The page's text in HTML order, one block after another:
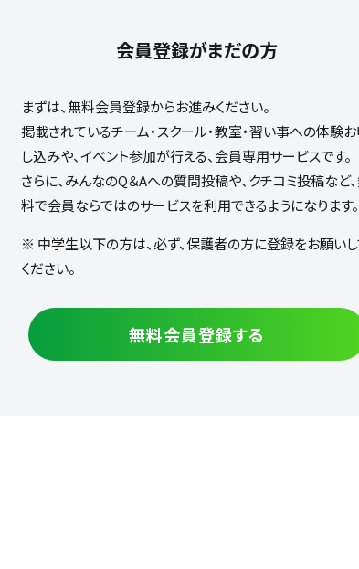
会員登録がまだの方
まずは、無料会員登録からお進みください。
掲載されているチーム・スクール・教室・習い事への体験
し込みや、イベント参加が行える、会員専用サービスです。
さらに、みんなのQ＆Aへの質問投稿や、クチコミ投稿など
料で会員ならではのサービスを利用できるようになります。
※ 中学生以下の方は、必ず、保護者の方に登録をお願い
ください。
無料会員登録する